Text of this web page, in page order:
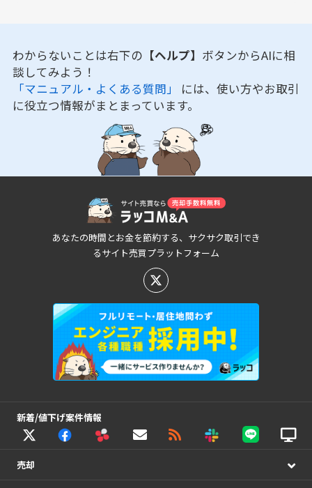
わからないことは右下の 【ヘルプ】 ボタンからAIに相
談してみよう！
「マニュアル・よくある質問」 には、使い方やお取引
に役立つ情報がまとまっています。
あなたの時間とお金を節約する、サクサク取引でき
るサイト売買プラットフォーム
新着/値下げ案件情報
売却